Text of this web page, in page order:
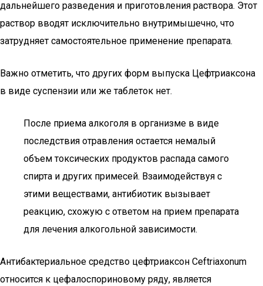
дальнейшего разведения и приготовления раствора. Этот
раствор вводят исключительно внутримышечно, что
затрудняет самостоятельное применение препарата.
Важно отметить, что других форм выпуска Цефтриаксона
в виде суспензии или же таблеток нет.
После приема алкоголя в организме в виде
последствия отравления остается немалый
объем токсических продуктов распада самого
спирта и других примесей. Взаимодействуя с
этими веществами, антибиотик вызывает
реакцию, схожую с ответом на прием препарата
для лечения алкогольной зависимости.
Антибактериальное средство цефтриаксон Ceftriaxonum
относится к цефалоспориновому ряду, является